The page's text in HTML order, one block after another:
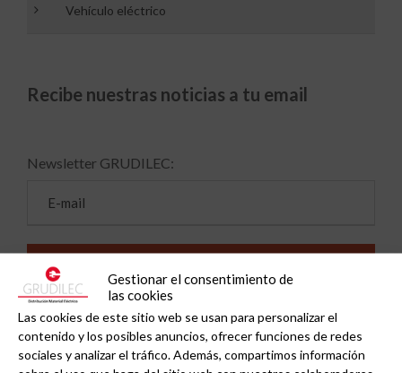
Gestionar el consentimiento de
las cookies
Las cookies de este sitio web se usan para personalizar el
contenido y los posibles anuncios, ofrecer funciones de redes
sociales y analizar el tráfico. Además, compartimos información
Vehículo eléctrico
Recibe nuestras noticias a tu email
Newsletter GRUDILEC: